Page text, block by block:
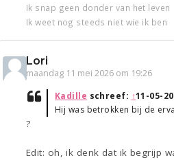
Ik snap geen donder van het leven
Ik weet nog steeds niet wie ik ben
Lori
maandag 11 mei 2026 om 19:26
Kadille schreef: ↑11-05-
Hij was betrokken bij de
?
Edit: oh, ik denk dat ik begrijp